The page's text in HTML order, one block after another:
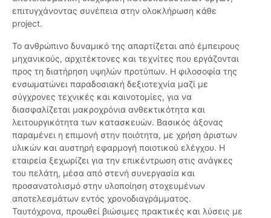
επιτυγχάνοντας συνέπεια στην ολοκλήρωση κάθε
project.
Το ανθρώπινο δυναμικό της απαρτίζεται από έμπειρους
μηχανικούς, αρχιτέκτονες και τεχνίτες που εργάζονται
προς τη διατήρηση υψηλών προτύπων. Η φιλοσοφία της
ενσωματώνει παραδοσιακή δεξιοτεχνία μαζί με
σύγχρονες τεχνικές και καινοτομίες, για να
διασφαλίζεται μακροχρόνια ανθεκτικότητα και
λειτουργικότητα των κατασκευών. Βασικός άξονας
παραμένει η επιμονή στην ποιότητα, με χρήση άριστων
υλικών και αυστηρή εφαρμογή ποιοτικού ελέγχου. Η
εταιρεία ξεχωρίζει για την επικέντρωση στις ανάγκες
του πελάτη, μέσα από στενή συνεργασία και
προσανατολισμό στην υλοποίηση στοχευμένων
αποτελεσμάτων εντός χρονοδιαγράμματος.
Ταυτόχρονα, προωθεί βιώσιμες πρακτικές και λύσεις με